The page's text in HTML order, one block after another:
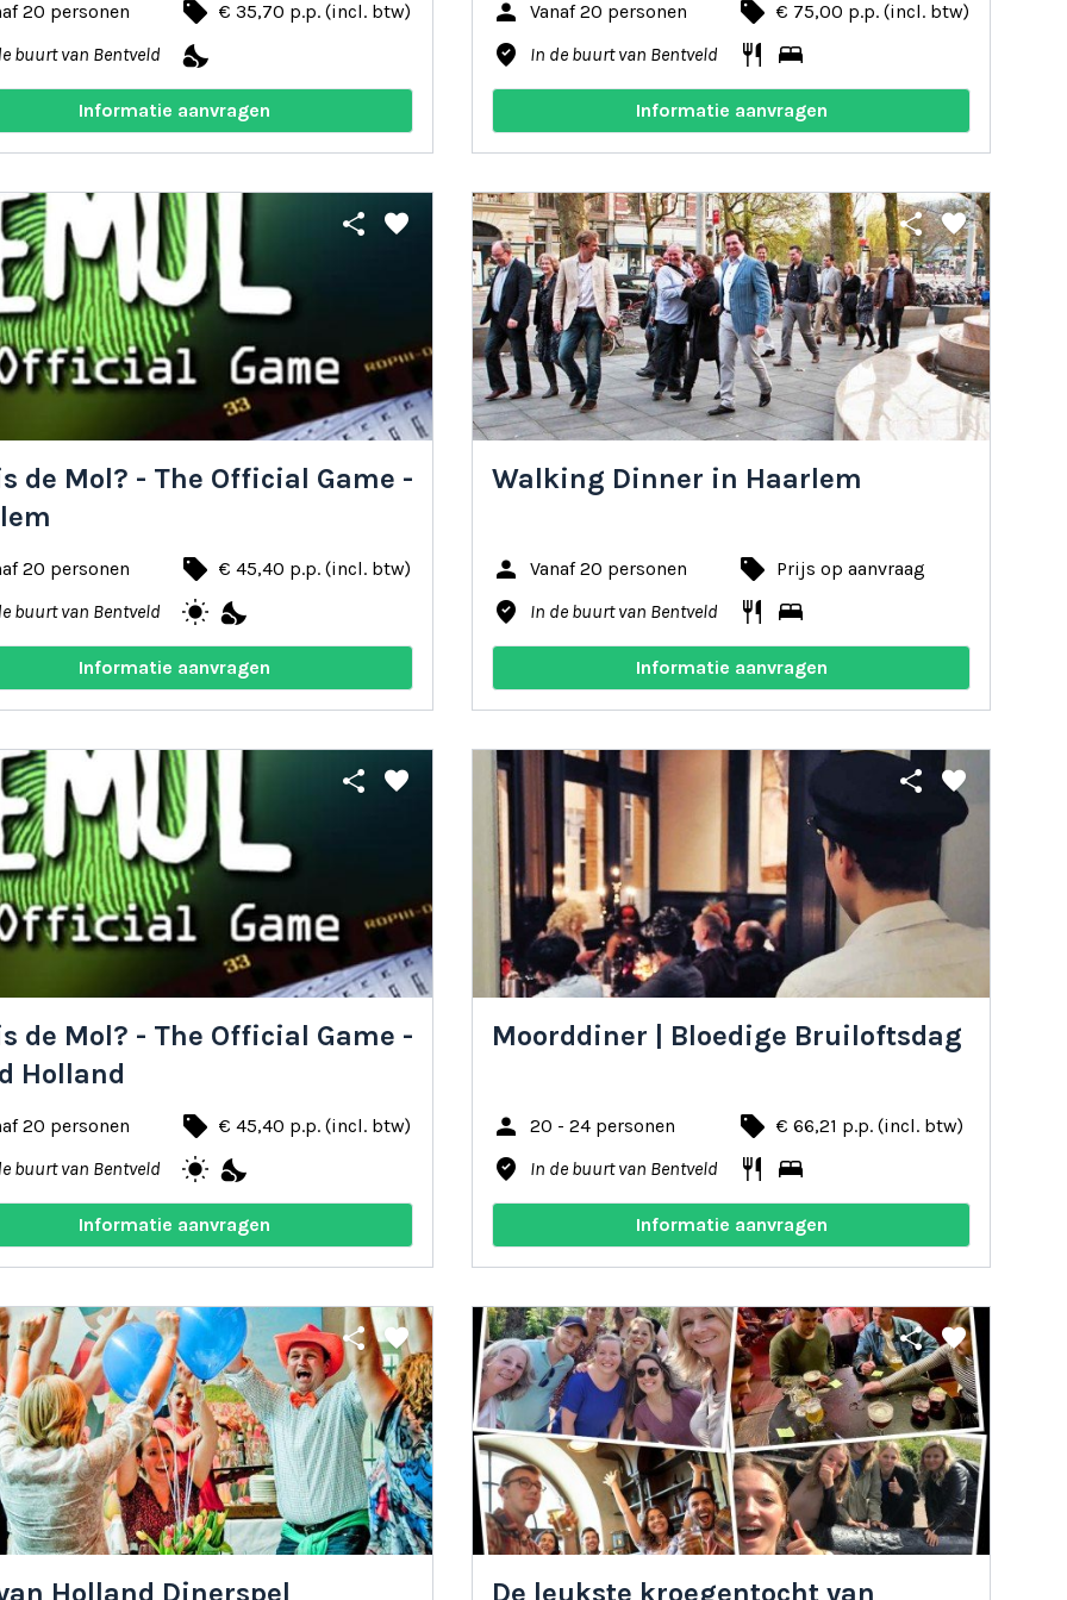
20 personen local_offer € 35,70 p.p. (incl. btw)
buurt van Bentveld nights_stay
Informatie aanvragen
person
Vanaf 20 personen local_offer € 75,00 p.p. (incl. btw)
where_to_vote In de buurt van Bentveld restaurant bed
Informatie aanvragen
share favorite
de Mol? - The Official Game -
20 personen local_offer € 45,40 p.p. (incl. btw)
buurt van Bentveld wb_sunny nights_stay
Informatie aanvragen
share favorite
Walking Dinner in Haarlem
person Vanaf 20 personen local_offer Prijs op aanvraag
where_to_vote In de buurt van Bentveld restaurant bed
Informatie aanvragen
share favorite
de Mol? - The Official Game -
Holland
20 personen local_offer € 45,40 p.p. (incl. btw)
buurt van Bentveld wb_sunny nights_stay
Informatie aanvragen
share favorite
Moorddiner | Bloedige Bruiloftsdag
person 20 - 24 personen local_offer € 66,21 p.p. (incl. btw)
where_to_vote In de buurt van Bentveld restaurant bed
Informatie aanvragen
share favorite
Holland Dinerspel
share favorite
De leukste kroegentocht van